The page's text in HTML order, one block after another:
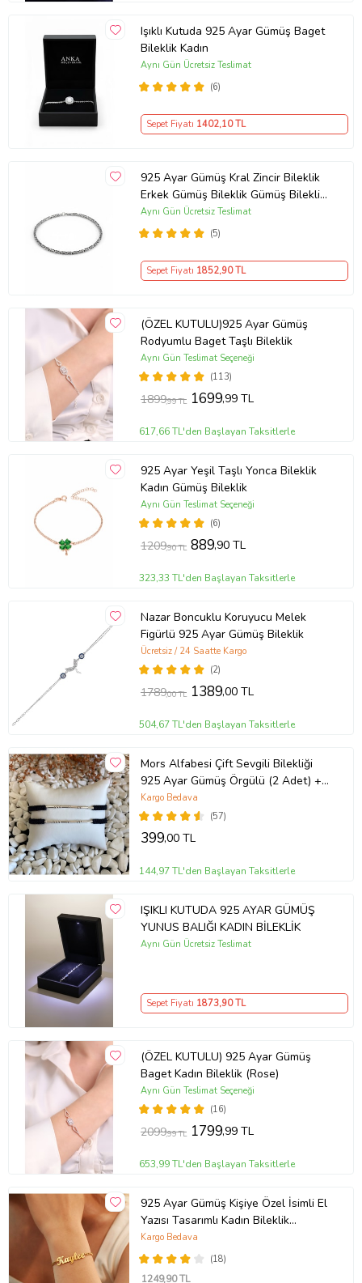
Işıklı Kutuda 925 Ayar Gümüş Baget
Bileklik Kadın
(6)
Aynı Gün Ücretsiz Teslimat
Sepet Fiyatı 1402,10 TL
925 Ayar Gümüş Kral Zincir Bileklik
Erkek Gümüş Bileklik Gümüş Bileklik
(Çok Renkli)
(5)
Aynı Gün Ücretsiz Teslimat
Sepet Fiyatı 1852,90 TL
(ÖZEL KUTULU)925 Ayar Gümüş
Rodyumlu Baget Taşlı Bileklik
(113)
Aynı Gün Teslimat Seçeneği
1899,99 TL 1699,99 TL
617,66 TL'den Başlayan Taksitlerle
925 Ayar Yeşil Taşlı Yonca Bileklik
Kadın Gümüş Bileklik
(6)
Aynı Gün Teslimat Seçeneği
1209,90 TL 889,90 TL
323,33 TL'den Başlayan Taksitlerle
Nazar Boncuklu Koruyucu Melek
Figürlü 925 Ayar Gümüş Bileklik
(2)
Ücretsiz / 24 Saatte Kargo
1789,00 TL 1389,00 TL
504,67 TL'den Başlayan Taksitlerle
Mors Alfabesi Çift Sevgili Bilekliği
925 Ayar Gümüş Örgülü (2 Adet) +
1 Adet Hediye Bileklik
(57)
Kargo Bedava
399,00 TL
144,97 TL'den Başlayan Taksitlerle
IŞIKLI KUTUDA 925 AYAR GÜMÜŞ
YUNUS BALIĞI KADIN BİLEKLİK
Aynı Gün Ücretsiz Teslimat
Sepet Fiyatı 1873,90 TL
(ÖZEL KUTULU) 925 Ayar Gümüş
Baget Kadın Bileklik (Rose)
(16)
Aynı Gün Teslimat Seçeneği
2099,99 TL 1799,99 TL
653,99 TL'den Başlayan Taksitlerle
925 Ayar Gümüş Kişiye Özel İsimli El
Yazısı Tasarımlı Kadın Bileklik
So0063
(18)
Kargo Bedava
1249,90 TL